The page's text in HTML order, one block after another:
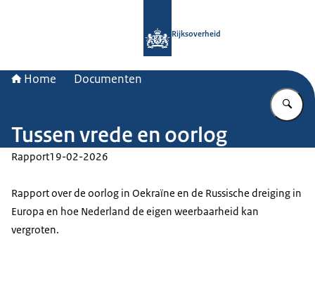
Rijksoverheid
Home Documenten
Tussen vrede en oorlog
Rapport19-02-2026
Rapport over de oorlog in Oekraïne en de Russische dreiging in
Europa en hoe Nederland de eigen weerbaarheid kan
vergroten.